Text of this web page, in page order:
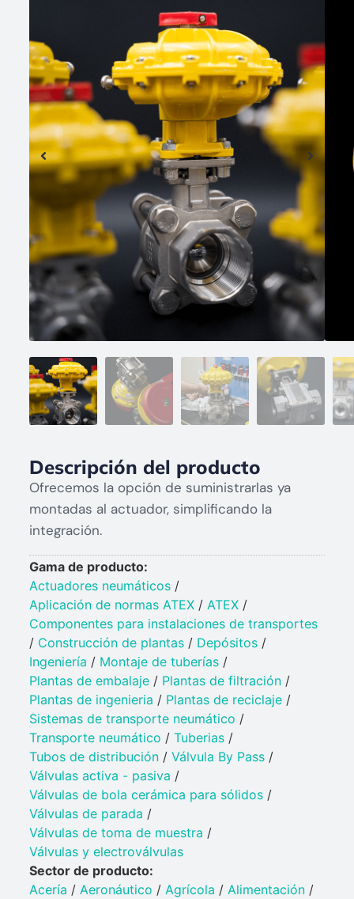
Descripción del producto
Ofrecemos la opción de suministrarlas ya
montadas al actuador, simplificando la
integración.
Gama de producto:
Actuadores neumáticos/
Aplicación de normas ATEX/ ATEX/
Componentes para instalaciones de transportes
/ Construcción de plantas/ Depósitos/
Ingeniería / Montaje de tuberías/
Plantas de embalaje/ Plantas de filtración/
Plantas de ingenieria / Plantas de reciclaje/
Sistemas de transporte neumático /
Transporte neumático / Tuberias/
Tubos de distribución/ Válvula By Pass/
Válvulas activa - pasiva /
Válvulas de bola cerámica para sólidos/
Válvulas de parada /
Válvulas de toma de muestra /
Válvulas y electroválvulas
Sector de producto:
Acería / Aeronáutico / Agrícola / Alimentación/